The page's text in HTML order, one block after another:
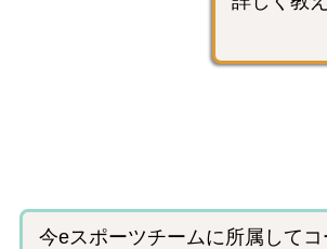
今eスポーツチームに所属して